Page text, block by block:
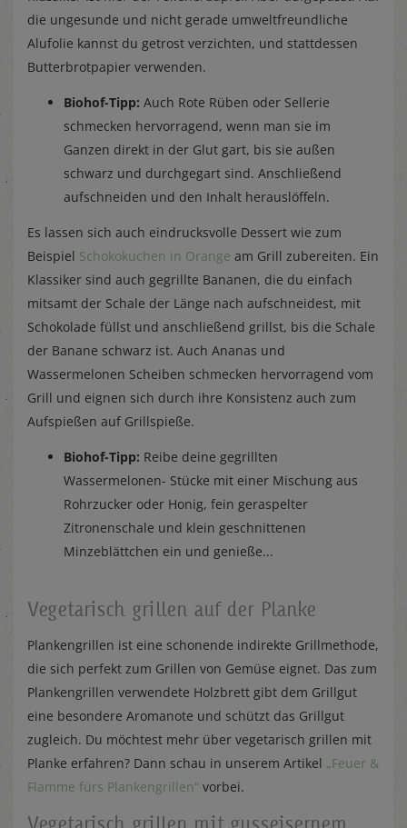
die ungesunde und nicht gerade umweltfreundliche
Alufolie kannst du getrost verzichten, und stattdessen
Butterbrotpapier verwenden.
Biohof-Tipp: Auch Rote Rüben oder Sellerie
schmecken hervorragend, wenn man sie im
Ganzen direkt in der Glut gart, bis sie außen
schwarz und durchgegart sind. Anschließend
aufschneiden und den Inhalt herauslöffeln.
Es lassen sich auch eindrucksvolle Dessert wie zum
Beispiel Schokokuchen in Orange am Grill zubereiten. Ein
Klassiker sind auch gegrillte Bananen, die du einfach
mitsamt der Schale der Länge nach aufschneidest, mit
Schokolade füllst und anschließend grillst, bis die Schale
der Banane schwarz ist. Auch Ananas und
Wassermelonen Scheiben schmecken hervorragend vom
Grill und eignen sich durch ihre Konsistenz auch zum
Aufspießen auf Grillspieße.
Biohof-Tipp: Reibe deine gegrillten
Wassermelonen- Stücke mit einer Mischung aus
Rohrzucker oder Honig, fein geraspelter
Zitronenschale und klein geschnittenen
Minzeblättchen ein und genieße...
Vegetarisch grillen auf der Planke
Plankengrillen ist eine schonende indirekte Grillmethode,
die sich perfekt zum Grillen von Gemüse eignet. Das zum
Plankengrillen verwendete Holzbrett gibt dem Grillgut
eine besondere Aromanote und schützt das Grillgut
zugleich. Du möchtest mehr über vegetarisch grillen mit
Planke erfahren? Dann schau in unserem Artikel „Feuer &
Flamme fürs Plankengrillen“ vorbei.